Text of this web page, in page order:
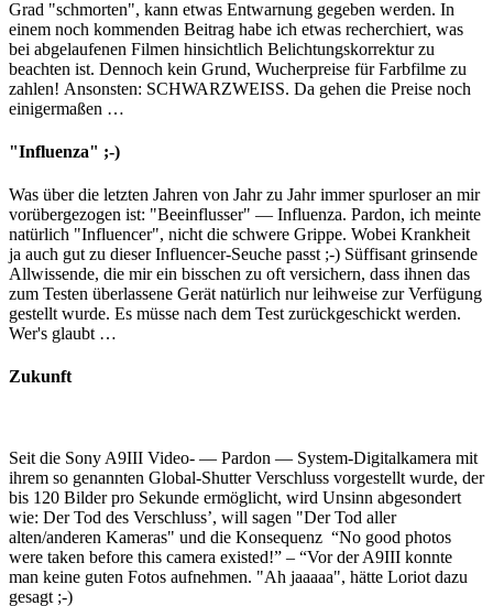
Grad "schmorten", kann etwas Entwarnung gegeben werden. In
einem noch kommenden Beitrag habe ich etwas recherchiert, was
bei abgelaufenen Filmen hinsichtlich Belichtungskorrektur zu
beachten ist. Dennoch kein Grund, Wucherpreise für Farbfilme zu
zahlen! Ansonsten: SCHWARZWEISS. Da gehen die Preise noch
einigermaßen …
"Influenza" ;-)
Was über die letzten Jahren von Jahr zu Jahr immer spurloser an mir
vorübergezogen ist: "Beeinflusser" — Influenza. Pardon, ich meinte
natürlich "Influencer", nicht die schwere Grippe. Wobei Krankheit
ja auch gut zu dieser Influencer-Seuche passt ;-) Süffisant grinsende
Allwissende, die mir ein bisschen zu oft versichern, dass ihnen das
zum Testen überlassene Gerät natürlich nur leihweise zur Verfügung
gestellt wurde. Es müsse nach dem Test zurückgeschickt werden.
Wer's glaubt …
Zukunft
Seit die Sony A9III Video- — Pardon — System-Digitalkamera mit
ihrem so genannten Global-Shutter Verschluss vorgestellt wurde, der
bis 120 Bilder pro Sekunde ermöglicht, wird Unsinn abgesondert
wie: Der Tod des Verschluss’, will sagen "Der Tod aller
alten/anderen Kameras" und die Konsequenz “No good photos
were taken before this camera existed!” – “Vor der A9III konnte
man keine guten Fotos aufnehmen. "Ah jaaaaa", hätte Loriot dazu
gesagt ;-)